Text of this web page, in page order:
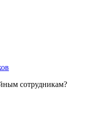
сотрудникам?